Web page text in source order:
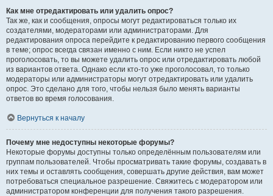
Как мне отредактировать или удалить опрос?
Так же, как и сообщения, опросы могут редактироваться только их
создателями, модераторами или администраторами. Для
редактирования опроса перейдите к редактированию первого сообщения
в теме; опрос всегда связан именно с ним. Если никто не успел
проголосовать, то вы можете удалить опрос или отредактировать любой
из вариантов ответа. Однако если кто-то уже проголосовал, то только
модераторы или администраторы могут отредактировать или удалить
опрос. Это сделано для того, чтобы нельзя было менять варианты
ответов во время голосования.
Вернуться к началу
Почему мне недоступны некоторые форумы?
Некоторые форумы доступны только определённым пользователям или
группам пользователей. Чтобы просматривать такие форумы, создавать в
них темы и оставлять сообщения, совершать другие действия, вам может
потребоваться специальное разрешение. Свяжитесь с модератором или
администратором конференции для получения такого разрешения.